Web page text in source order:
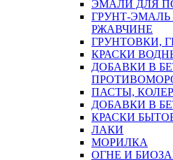
ЭМАЛИ ДЛЯ
ГРУНТ-ЭМАЛЬ
РЖАВЧИНЕ
ГРУНТОВКИ,
КРАСКИ
ДОБАВКИ В
ПАСТЫ,
ДОБАВКИ В
КРАСКИ
ЛАКИ
МОРИЛКА
ОГНЕ И